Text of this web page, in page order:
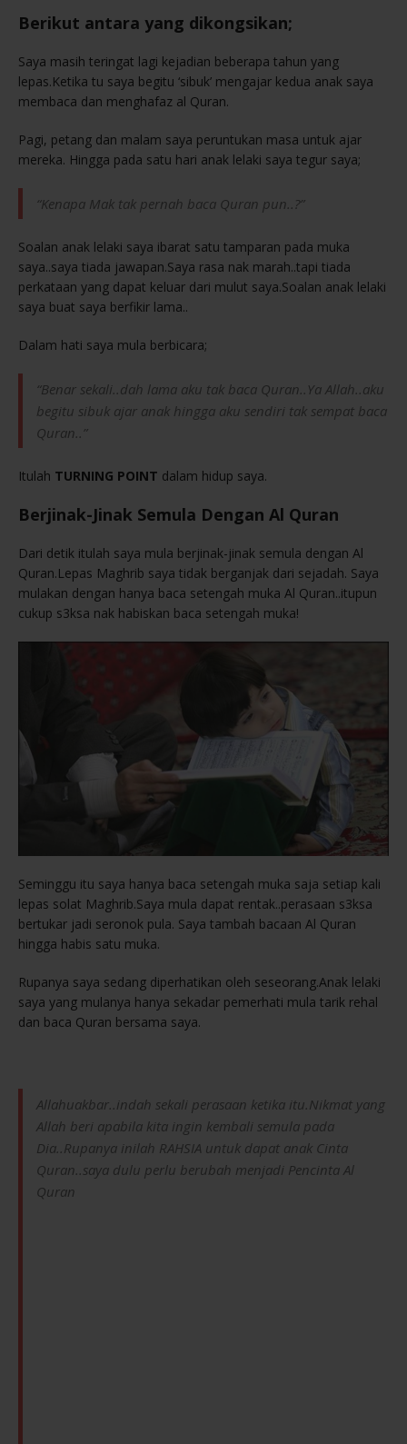
Berikut antara yang dikongsikan;
Saya masih teringat lagi kejadian beberapa tahun yang
lepas.Ketika tu saya begitu ‘sibuk’ mengajar kedua anak saya
membaca dan menghafaz al Quran.
Pagi, petang dan malam saya peruntukan masa untuk ajar
mereka. Hingga pada satu hari anak lelaki saya tegur saya;
“Kenapa Mak tak pernah baca Quran pun..?”
Soalan anak lelaki saya ibarat satu tamparan pada muka
saya..saya tiada jawapan.Saya rasa nak marah..tapi tiada
perkataan yang dapat keluar dari mulut saya.Soalan anak lelaki
saya buat saya berfikir lama..
Dalam hati saya mula berbicara;
“Benar sekali..dah lama aku tak baca Quran..Ya Allah..aku
begitu sibuk ajar anak hingga aku sendiri tak sempat baca
Quran..”
Itulah TURNING POINT dalam hidup saya.
Berjinak-Jinak Semula Dengan Al Quran
Dari detik itulah saya mula berjinak-jinak semula dengan Al
Quran.Lepas Maghrib saya tidak berganjak dari sejadah. Saya
mulakan dengan hanya baca setengah muka Al Quran..itupun
cukup s3ksa nak habiskan baca setengah muka!
Seminggu itu saya hanya baca setengah muka saja setiap kali
lepas solat Maghrib.Saya mula dapat rentak..perasaan s3ksa
bertukar jadi seronok pula. Saya tambah bacaan Al Quran
hingga habis satu muka.
Rupanya saya sedang diperhatikan oleh seseorang.Anak lelaki
saya yang mulanya hanya sekadar pemerhati mula tarik rehal
dan baca Quran bersama saya.
Allahuakbar..indah sekali perasaan ketika itu.Nikmat yang
Allah beri apabila kita ingin kembali semula pada
Dia..Rupanya inilah RAHSIA untuk dapat anak Cinta
Quran..saya dulu perlu berubah menjadi Pencinta Al
Quran